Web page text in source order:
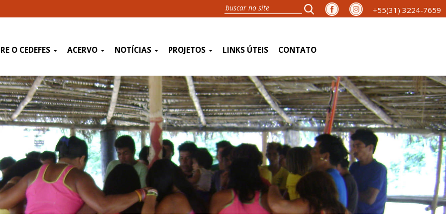
+55(31) 3224-7659
O CEDEFES ACERVO NOTÍCIAS PROJETOS LINKS ÚTEIS CONTATO